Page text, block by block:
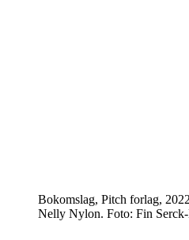
Bokomslag, Pitch forlag,
Nelly Nylon. Foto: Fin Serck-